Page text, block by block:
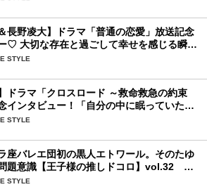
長野凌大】ドラマ「普通の恋愛」放送記念
♡ 大切な存在と過ごして幸せを感じる瞬間
STYLE
ドラマ「クロスロード ～救命救急の約束
インタビュー！「自分の中に眠っていた熱
てもらった作品です」
STYLE
座バレエ団初の黒人エトワール。そのたゆ
題意識【王子様の推しドコロ】vol.32 ギ
オップさん
STYLE